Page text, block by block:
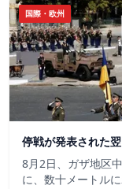
国際・欧州
停戦が発表された
8月2日、ガザ地区
に、数十メートル